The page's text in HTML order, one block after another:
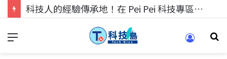
科技人的經驗傳承地！在 Pei Pei 科技專區，與學弟妹交流最硬核的技術